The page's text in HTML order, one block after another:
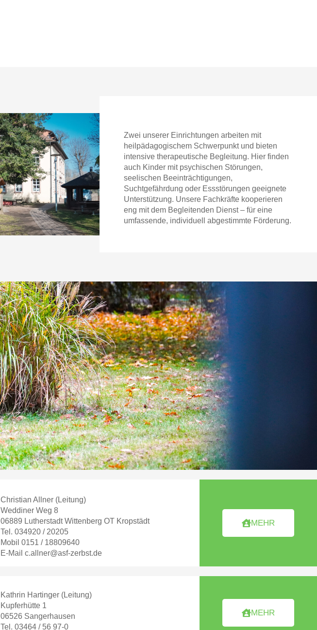
Zwei unserer Einrichtungen arbeiten mit
heilpädagogischem Schwerpunkt und bieten
intensive therapeutische Begleitung. Hier finden
auch Kinder mit psychischen Störungen,
seelischen Beeinträchtigungen,
Suchtgefährdung oder Essstörungen geeignete
Unterstützung. Unsere Fachkräfte kooperieren
eng mit dem Begleitenden Dienst – für eine
umfassende, individuell abgestimmte Förderung.
Christian Allner (Leitung)
Weddiner Weg 8
06889 Lutherstadt Wittenberg OT Kropstädt
Tel. 034920 / 20205
Mobil 0151 / 18809640
E-Mail c.allner@asf-zerbst.de
MEHR
Kathrin Hartinger (Leitung)
Kupferhütte 1
06526 Sangerhausen
Tel. 03464 / 56 97-0
MEHR